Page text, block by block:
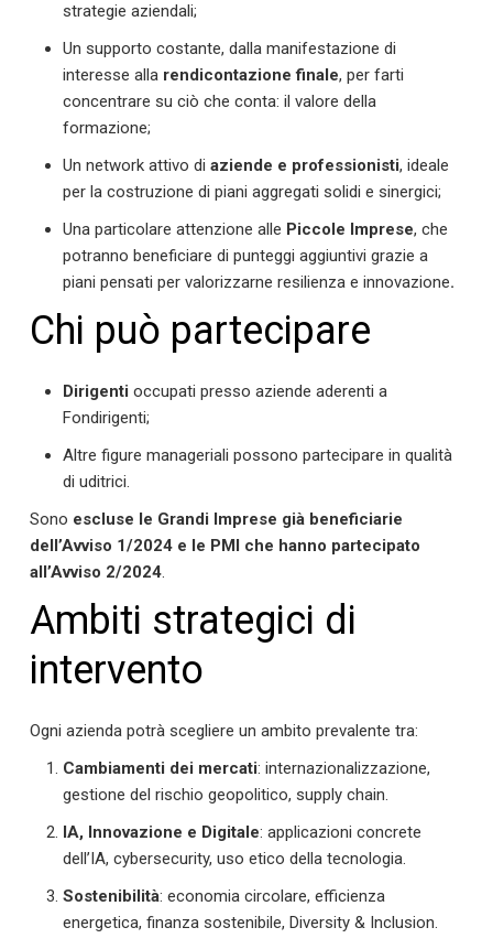
strategie aziendali;
Un supporto costante, dalla manifestazione di
interesse alla rendicontazione finale, per farti
concentrare su ciò che conta: il valore della
formazione;
Un network attivo di aziende e professionisti, ideale
per la costruzione di piani aggregati solidi e sinergici;
Una particolare attenzione alle Piccole Imprese, che
potranno beneficiare di punteggi aggiuntivi grazie a
piani pensati per valorizzarne resilienza e innovazione.
Chi può partecipare
Dirigenti occupati presso aziende aderenti a
Fondirigenti;
Altre figure manageriali possono partecipare in qualità
di uditrici.
Sono escluse le Grandi Imprese già beneficiarie
dell’Avviso 1/2024 e le PMI che hanno partecipato
all’Avviso 2/2024.
Ambiti strategici di
intervento
Ogni azienda potrà scegliere un ambito prevalente tra:
Cambiamenti dei mercati: internazionalizzazione,
gestione del rischio geopolitico, supply chain.
IA, Innovazione e Digitale: applicazioni concrete
dell’IA, cybersecurity, uso etico della tecnologia.
Sostenibilità: economia circolare, efficienza
energetica, finanza sostenibile, Diversity & Inclusion.